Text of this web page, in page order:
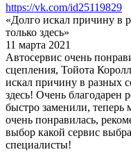
https://vk.com/id25119829
«Долго искал причину в
только здесь»
11 марта 2021
Автосервис очень
сцепления, Тойота
искал причину в разных
здесь! Очень благодарен
быстро заменили, теперь
очень понравилась,
выбор какой сервис
специалисты!